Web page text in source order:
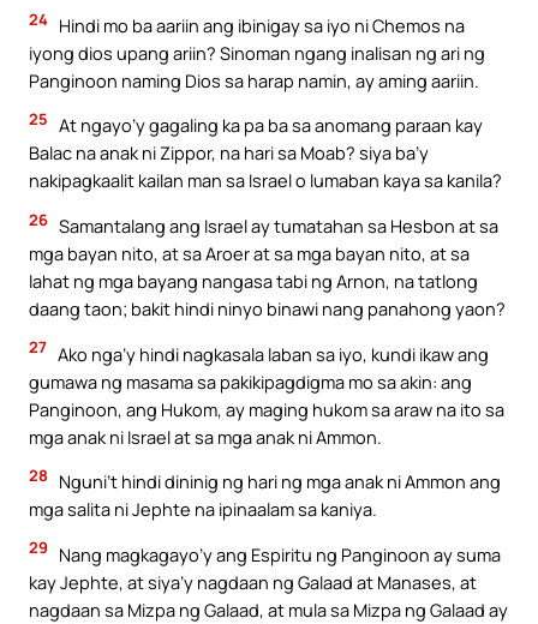
24 Hindi mo ba aariin ang ibinigay sa iyo ni Chemos na
iyong dios upang ariin? Sinoman ngang inalisan ng ari ng
Panginoon naming Dios sa harap namin, ay aming aariin.
25 At ngayo’y gagaling ka pa ba sa anomang paraan kay
Balac na anak ni Zippor, na hari sa Moab? siya ba’y
nakipagkaalit kailan man sa Israel o lumaban kaya sa kanila?
26 Samantalang ang Israel ay tumatahan sa Hesbon at sa
mga bayan nito, at sa Aroer at sa mga bayan nito, at sa
lahat ng mga bayang nangasa tabi ng Arnon, na tatlong
daang taon; bakit hindi ninyo binawi nang panahong yaon?
27 Ako nga’y hindi nagkasala laban sa iyo, kundi ikaw ang
gumawa ng masama sa pakikipagdigma mo sa akin: ang
Panginoon, ang Hukom, ay maging hukom sa araw na ito sa
mga anak ni Israel at sa mga anak ni Ammon.
28
Nguni’t hindi dininig ng hari ng mga anak ni Ammon ang
mga salita ni Jephte na ipinaalam sa kaniya.
29
Nang magkagayo’y ang Espiritu ng Panginoon ay suma
kay Jephte, at siya’y nagdaan ng Galaad at Manases, at
nagdaan sa Mizpa ng Galaad, at mula sa Mizpa ng Galaad ay